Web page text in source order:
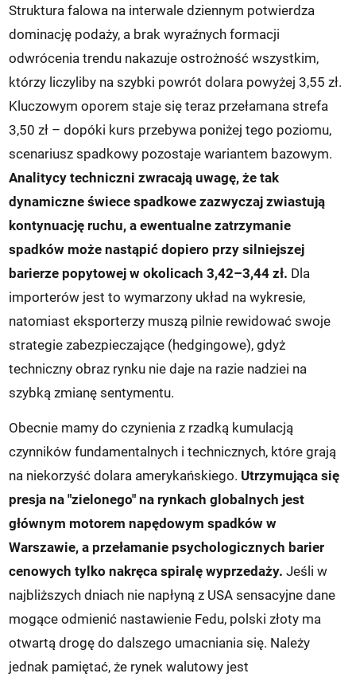
Struktura falowa na interwale dziennym potwierdza
dominację podaży, a brak wyraźnych formacji
odwrócenia trendu nakazuje ostrożność wszystkim,
którzy liczyliby na szybki powrót dolara powyżej 3,55 zł.
Kluczowym oporem staje się teraz przełamana strefa
3,50 zł – dopóki kurs przebywa poniżej tego poziomu,
scenariusz spadkowy pozostaje wariantem bazowym.
Analitycy techniczni zwracają uwagę, że tak
dynamiczne świece spadkowe zazwyczaj zwiastują
kontynuację ruchu, a ewentualne zatrzymanie
spadków może nastąpić dopiero przy silniejszej
barierze popytowej w okolicach 3,42–3,44 zł. Dla
importerów jest to wymarzony układ na wykresie,
natomiast eksporterzy muszą pilnie rewidować swoje
strategie zabezpieczające (hedgingowe), gdyż
techniczny obraz rynku nie daje na razie nadziei na
szybką zmianę sentymentu.
Obecnie mamy do czynienia z rzadką kumulacją
czynników fundamentalnych i technicznych, które grają
na niekorzyść dolara amerykańskiego. Utrzymująca się
presja na "zielonego" na rynkach globalnych jest
głównym motorem napędowym spadków w
Warszawie, a przełamanie psychologicznych barier
cenowych tylko nakręca spiralę wyprzedaży. Jeśli w
najbliższych dniach nie napłyną z USA sensacyjne dane
mogące odmienić nastawienie Fedu, polski złoty ma
otwartą drogę do dalszego umacniania się. Należy
jednak pamiętać, że rynek walutowy jest